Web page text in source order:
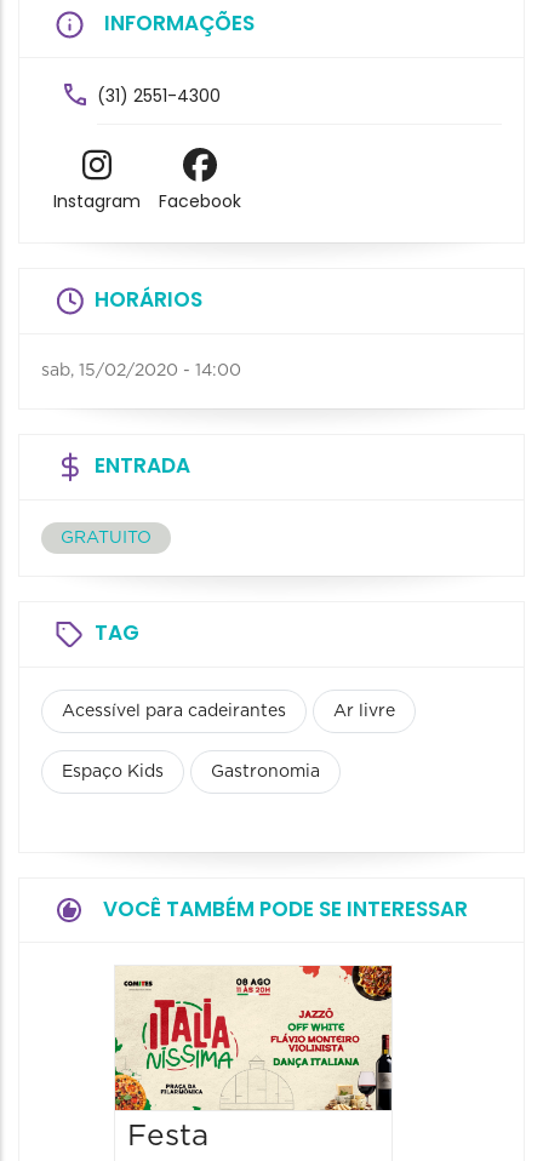
INFORMAÇÕES
(31) 2551-4300
Instagram Facebook
HORÁRIOS
sab, 15/02/2020 - 14:00
ENTRADA
GRATUITO
TAG
Acessível para cadeirantes Ar livre
Espaço Kids Gastronomia
VOCÊ TAMBÉM PODE SE INTERESSAR
Festa